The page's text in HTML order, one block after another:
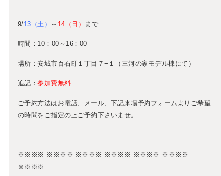
9/13（土） ～ 14（日） まで
時間：10：00～16：00
場所：安城市百石町１丁目７−１（三河の家モデル棟にて）
追記：参加費無料
ご予約方法はお電話、メール、下記来場予約フォームよりご希望
の時間をご指定の上ご予約下さいませ。
※※※※ ※※※※ ※※※※ ※※※※ ※※※※ ※※※※
※※※※